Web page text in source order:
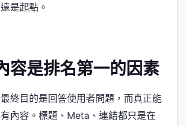
是起點。
容是排名第一的因素
終目的是回答使用者問題，而真正能
內容。標題、Meta、連結都只是在